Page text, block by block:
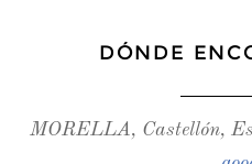
DÓNDE
MORELLA, Castellón,